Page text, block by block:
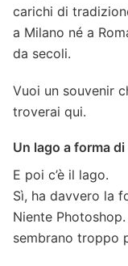
carichi di
a Milano né a
da secoli.
Vuoi un souvenir
troverai qui.
Un lago a forma
E poi c’è il lago.
Sì, ha davvero la
Niente
sembrano troppo